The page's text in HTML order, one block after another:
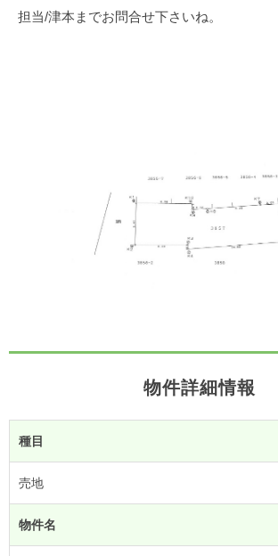
担当/津本までお問合せ下さいね。
物件詳細情報
種目
売地
物件名